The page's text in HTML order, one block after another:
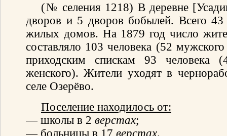
(№ селения 1218) В деревне
дворов и 5 дворов бобылей. Всего
жилых домов. На 1879 год число
составляло 103 человека (52
приходским спискам 93
женского). Жители уходят в
селе Озерёво.
Поселение находилось от:
— школы в 2 верстах;
— больницы в 17 верстах.